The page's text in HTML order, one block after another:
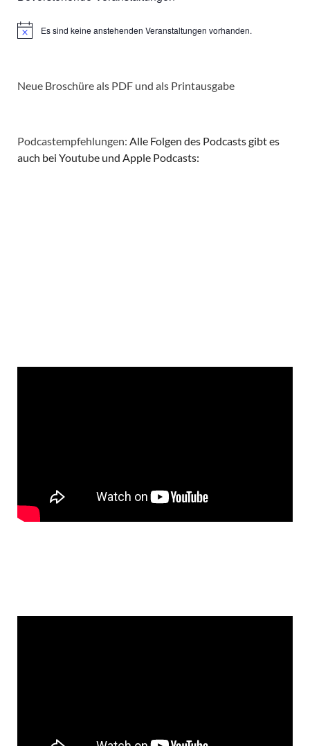
v
g
t
HinweisEs sind keine anstehenden Veranstaltungen vorhanden.
Neue Broschüre als PDF und als Printausgabe
Podcastempfehlungen: Alle Folgen des Podcasts gibt es
auch bei Youtube und Apple Podcasts: